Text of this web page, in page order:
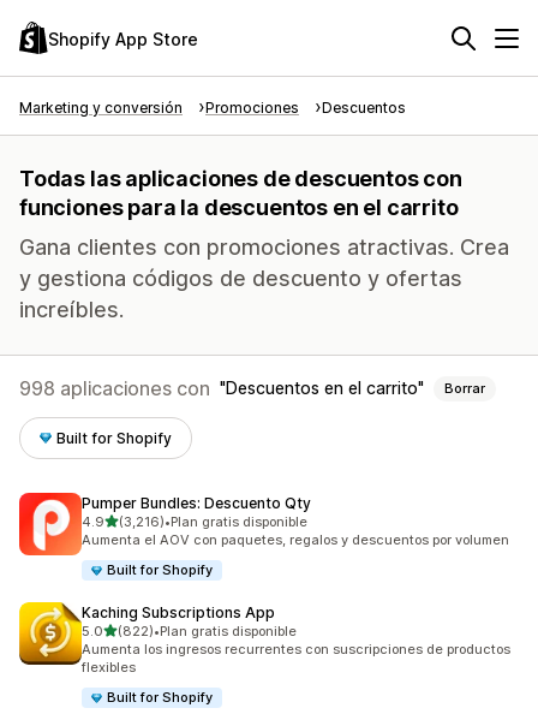
Shopify App Store
Marketing y conversión Promociones Descuentos
Todas las aplicaciones de descuentos con
funciones para la descuentos en el carrito
Gana clientes con promociones atractivas. Crea
y gestiona códigos de descuento y ofertas
increíbles.
998 aplicaciones con Descuentos en el carrito Borrar
Built for Shopify
Pumper Bundles: Descuento Qty
4.9de 5 estrellas
(3,216)
3216 reseñas en total
•Plan gratis disponible
Aumenta el AOV con paquetes, regalos y descuentos por volumen
Built for Shopify
Kaching Subscriptions App
5.0de 5 estrellas
(822)
822 reseñas en total
•Plan gratis disponible
Aumenta los ingresos recurrentes con suscripciones de productos
flexibles
Built for Shopify